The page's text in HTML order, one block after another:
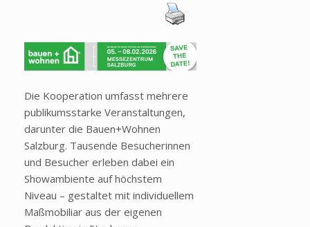
Die Kooperation umfasst mehrere
publikumsstarke Veranstaltungen,
darunter die Bauen+Wohnen
Salzburg. Tausende Besucherinnen
und Besucher erleben dabei ein
Showambiente auf höchstem
Niveau – gestaltet mit individuellem
Maßmobiliar aus der eigenen